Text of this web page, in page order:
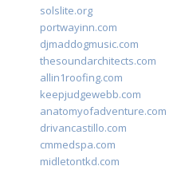
solslite.org
portwayinn.com
djmaddogmusic.com
thesoundarchitects.com
allin1roofing.com
keepjudgewebb.com
anatomyofadventure.com
drivancastillo.com
cmmedspa.com
midletontkd.com